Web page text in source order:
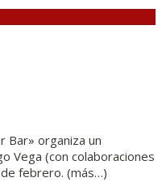
Bar» organiza un
Vega (con colaboraciones
febrero. (más…)